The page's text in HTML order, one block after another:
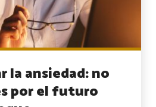
la ansiedad: no
por el futuro